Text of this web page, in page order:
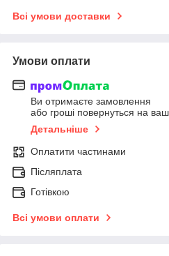
Всі умови доставки
Умови оплати
Ви отримаєте замовлення
або гроші повернуться на
Детальніше
Оплатити частинами
Післяплата
Готівкою
Всі умови оплати